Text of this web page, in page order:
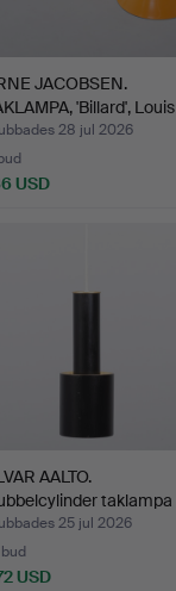
JACOBSEN.
'Billard', Louis
28 jul 2026
USD
AALTO.
taklampa
16…
25 jul 2026
bud
USD